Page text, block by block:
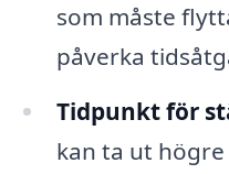
som måste
påverka
Tidpunkt för
kan ta ut